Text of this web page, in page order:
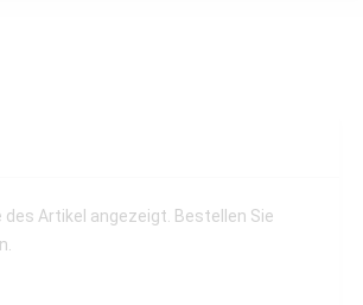
Artikel angezeigt. Bestellen Sie